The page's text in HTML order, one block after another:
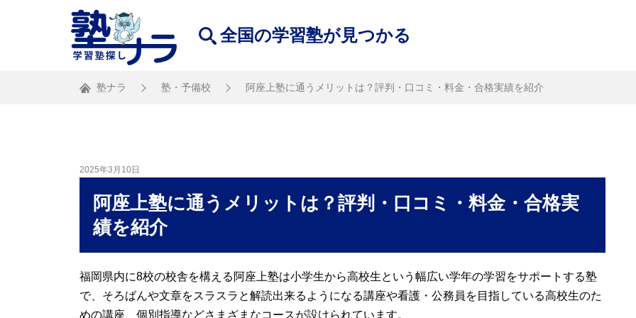
全国の学習塾が見つかる
塾ナラ 塾・予備校 阿座上塾に通うメリットは？評判・口コミ・料金・合格実績を紹介
2025年3月10日
阿座上塾に通うメリットは？評判・口コミ・料金・合格実
績を紹介
福岡県内に8校の校舎を構える阿座上塾は小学生から高校生という幅広い学年の学習をサポートする塾
で、そろばんや文章をスラスラと解読出来るようになる講座や看護・公務員を目指している高校生のた
めの講座、個別指導などさまざまなコースが設けられています。